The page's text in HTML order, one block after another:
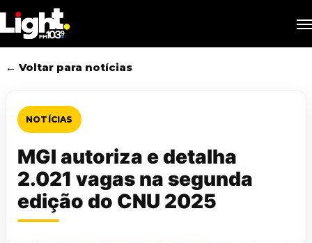
to
main
content
← Voltar para notícias
NOTÍCIAS
MGI autoriza e detalha
2.021 vagas na segunda
edição do CNU 2025